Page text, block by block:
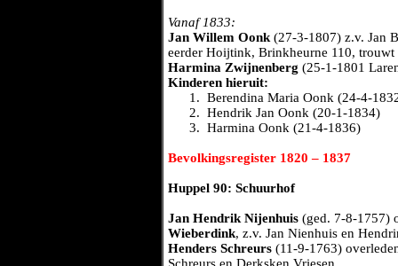
Vanaf 1833:
Jan Willem Oonk (27-3-1807) z.v. Jan
eerder Hoijtink, Brinkheurne 110, trouwt
Harmina Zwijnenberg (25-1-1801
Kinderen hieruit:
1. Berendina Maria Oonk (24-4-
2. Hendrik Jan Oonk (20-1-1834)
3. Harmina Oonk (21-4-1836)
Bevolkingsregister 1820 – 1837
Huppel 90: Schuurhof
Jan Hendrik Nijenhuis (ged. 7-8-1757)
Wieberdink, z.v. Jan Nienhuis en
Henders Schreurs (11-9-1763)
Schreurs en Derksken Vriesen